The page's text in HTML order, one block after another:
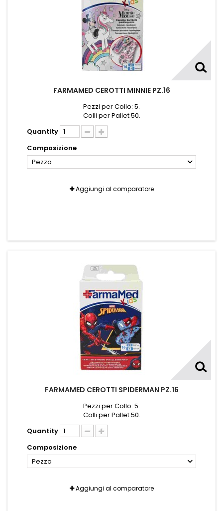
FARMAMED CEROTTI MINNIE PZ.16
Pezzi per Collo: 5.
Colli per Pallet 50.
Quantity
Composizione
Pezzo
Aggiungi al comparatore
FARMAMED CEROTTI SPIDERMAN PZ.16
Pezzi per Collo: 5.
Colli per Pallet 50.
Quantity
Composizione
Pezzo
Aggiungi al comparatore